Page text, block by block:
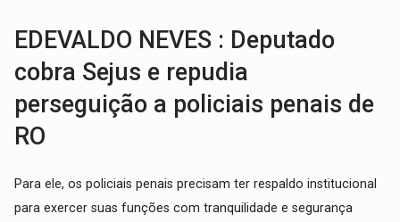
EDEVALDO NEVES : Deputado
cobra Sejus e repudia
perseguição a policiais penais de
RO
Para ele, os policiais penais precisam ter respaldo institucional
para exercer suas funções com tranquilidade e segurança